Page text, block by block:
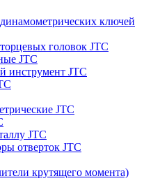
ключей
головок JTC
JTC
инструмент JTC
JTC
JTC
отверток JTC
крутящего момента)